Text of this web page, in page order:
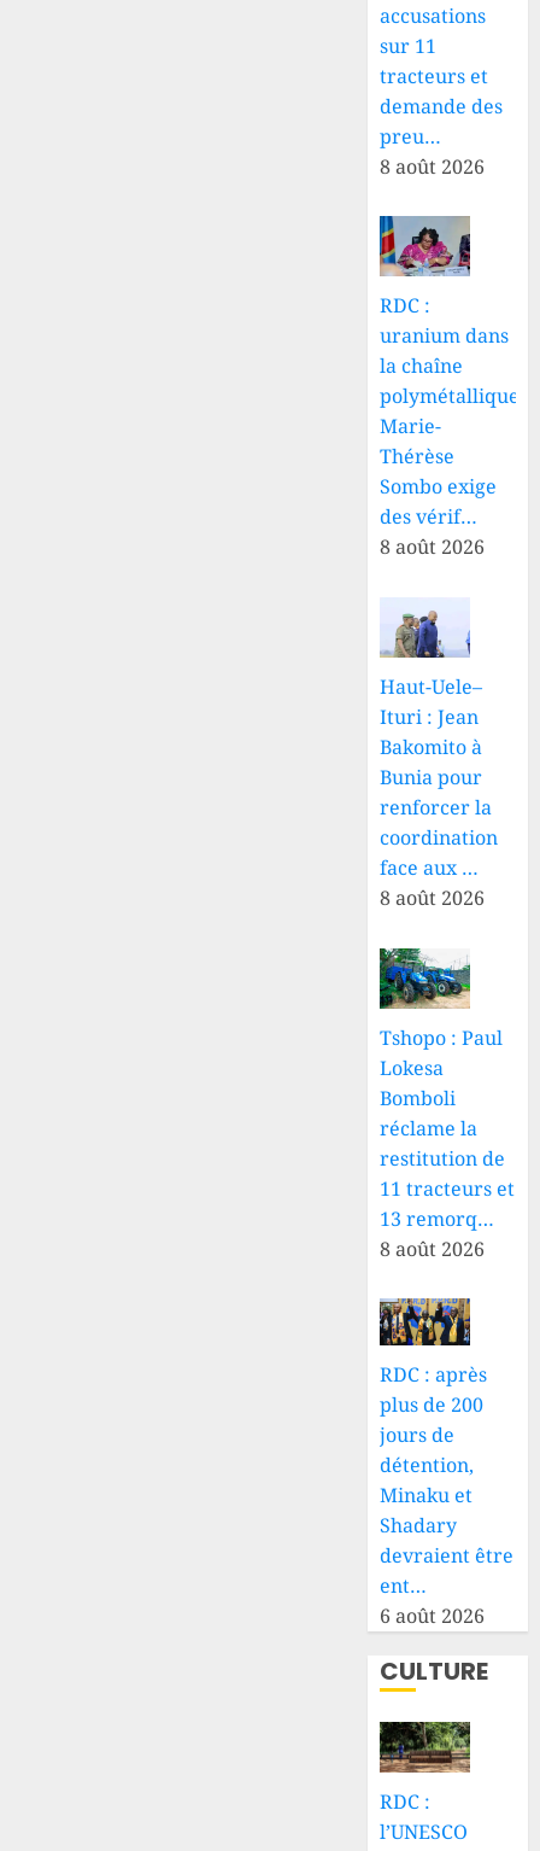
accusations
sur 11
tracteurs et
demande des
preu…
8 août 2026
RDC :
uranium dans
la chaîne
polymétallique,
Marie-
Thérèse
Sombo exige
des vérif…
8 août 2026
Haut-Uele–
Ituri : Jean
Bakomito à
Bunia pour
renforcer la
coordination
face aux …
8 août 2026
Tshopo : Paul
Lokesa
Bomboli
réclame la
restitution de
11 tracteurs et
13 remorq…
8 août 2026
RDC : après
plus de 200
jours de
détention,
Minaku et
Shadary
devraient être
ent…
6 août 2026
CULTURE
RDC :
l’UNESCO